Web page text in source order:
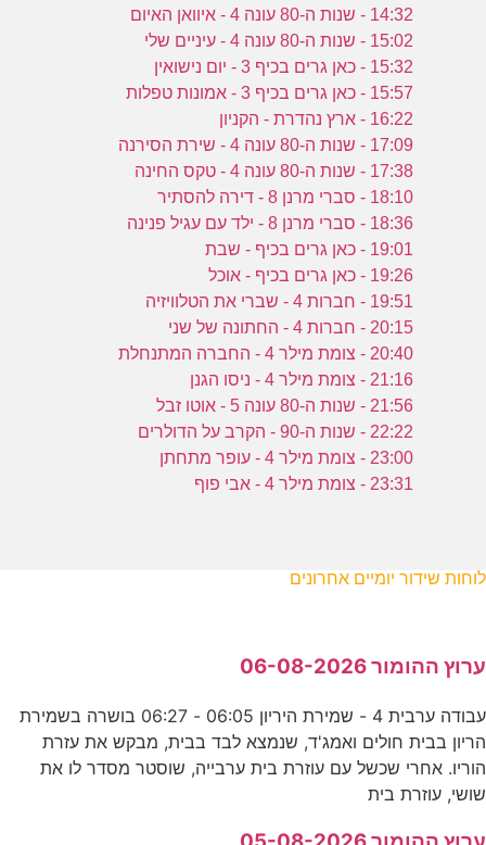
14:32 - שנות ה-80 עונה 4 - איוואן האיום
15:02 - שנות ה-80 עונה 4 - עיניים שלי
15:32 - כאן גרים בכיף 3 - יום נישואין
15:57 - כאן גרים בכיף 3 - אמונות טפלות
16:22 - ארץ נהדרת - הקניון
17:09 - שנות ה-80 עונה 4 - שירת הסירנה
17:38 - שנות ה-80 עונה 4 - טקס החינה
18:10 - סברי מרנן 8 - דירה להסתיר
18:36 - סברי מרנן 8 - ילד עם עגיל פנינה
19:01 - כאן גרים בכיף - שבת
19:26 - כאן גרים בכיף - אוכל
19:51 - חברות 4 - שברי את הטלוויזיה
20:15 - חברות 4 - החתונה של שני
20:40 - צומת מילר 4 - החברה המתנחלת
21:16 - צומת מילר 4 - ניסו הגנן
21:56 - שנות ה-80 עונה 5 - אוטו זבל
22:22 - שנות ה-90 - הקרב על הדולרים
23:00 - צומת מילר 4 - עופר מתחתן
23:31 - צומת מילר 4 - אבי פוף
לוחות שידור יומיים אחרונים
ערוץ ההומור 06-08-2026
עבודה ערבית 4 - שמירת היריון 06:05 - 06:27 בושרה בשמירת
הריון בבית חולים ואמג'ד, שנמצא לבד בבית, מבקש את עזרת
הוריו. אחרי שכשל עם עוזרת בית ערבייה, שוסטר מסדר לו את
שושי, עוזרת בית